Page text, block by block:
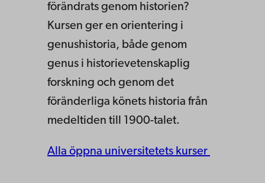
förändrats genom historien?
Kursen ger en orientering i
genushistoria, både genom
genus i historievetenskaplig
forskning och genom det
föränderliga könets historia från
medeltiden till 1900-talet.
Alla öppna universitetets kurser